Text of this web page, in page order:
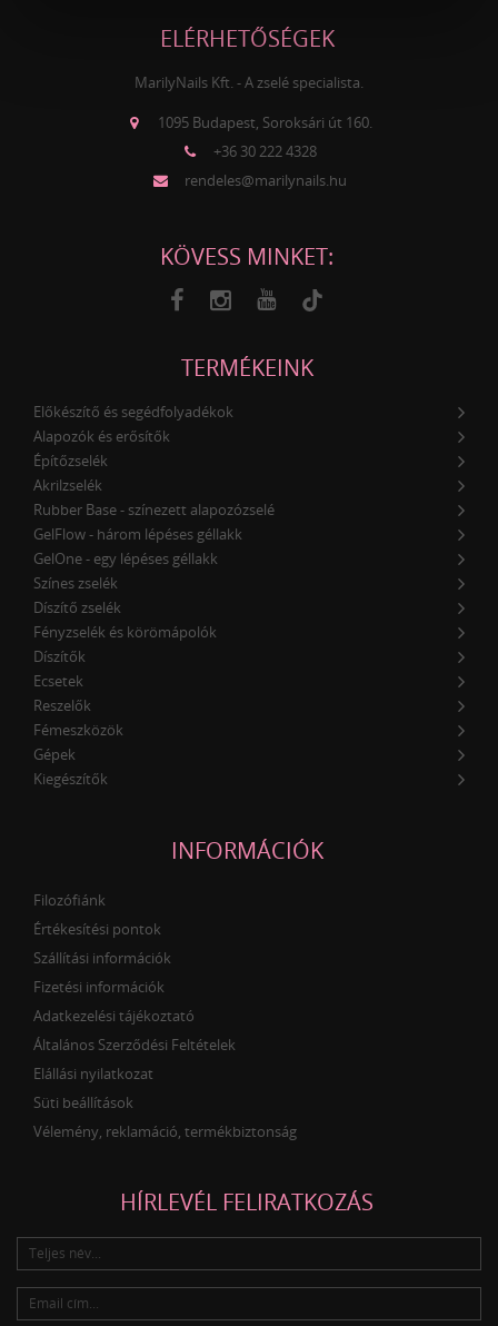
ELÉRHETŐSÉGEK
MarilyNails Kft. - A zselé specialista.
1095 Budapest, Soroksári út 160.
+36 30 222 4328
rendeles@marilynails.hu
KÖVESS MINKET:
TERMÉKEINK
Előkészítő és segédfolyadékok
Alapozók és erősítők
Építőzselék
Akrilzselék
Rubber Base - színezett alapozózselé
GelFlow - három lépéses géllakk
GelOne - egy lépéses géllakk
Színes zselék
Díszítő zselék
Fényzselék és körömápolók
Díszítők
Ecsetek
Reszelők
Fémeszközök
Gépek
Kiegészítők
INFORMÁCIÓK
Filozófiánk
Értékesítési pontok
Szállítási információk
Fizetési információk
Adatkezelési tájékoztató
Általános Szerződési Feltételek
Elállási nyilatkozat
Süti beállítások
Vélemény, reklamáció, termékbiztonság
HÍRLEVÉL FELIRATKOZÁS